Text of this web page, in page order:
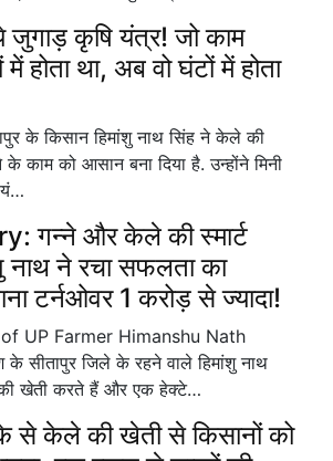
जुगाड़ कृषि यंत्र! जो काम
होता था, अब वो घंटों में होता
के किसान हिमांशु नाथ सिंह ने केले की
के काम को आसान बना दिया है. उन्होंने मिनी
गन्ने और केले की स्मार्ट
नाथ ने रचा सफलता का
टर्नओवर 1 करोड़ से ज्यादा!
UP Farmer Himanshu Nath
के सीतापुर जिले के रहने वाले हिमांशु नाथ
खेती करते हैं और एक हेक्टे…
से केले की खेती से किसानों को